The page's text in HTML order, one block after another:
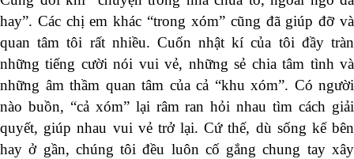
hay”. Các chị em khác “trong xóm” cũng đã giúp đỡ và
quan tâm tôi rất nhiều. Cuốn nhật kí của tôi đầy tràn
những tiếng cười nói vui vẻ, những sẻ chia tâm tình và
những âm thầm quan tâm của cả “khu xóm”. Có người
nào buồn, “cả xóm” lại râm ran hỏi nhau tìm cách giải
quyết, giúp nhau vui vẻ trở lại. Cứ thế, dù sống kế bên
hay ở gần, chúng tôi đều luôn cố gắng chung tay xây